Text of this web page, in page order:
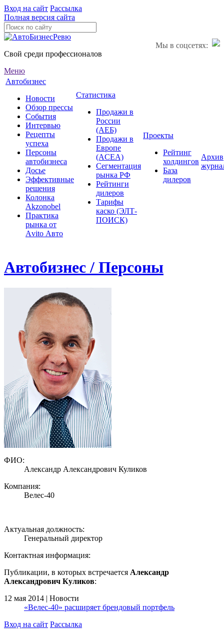
Вход на сайт Рассылка
Полная версия сайта
Мы в соцсетях:
Свой среди профессионалов
Меню
Автобизнес
Новости
Обзор прессы
События
Интервью
Рецепты
успеха
Персоны
автобизнеса
Досье
Эффективные
решения
Колонка
Akzonobel
Практика
рынка от
Аvito Авто
Статистика
Продажи в
России
(АЕБ)
Продажи в
Европе
(ACEA)
Сегментация
рынка РФ
Рейтинги
дилеров
Тарифы
каско (ЭЛТ-
ПОИСК)
Проекты
Рейтинг
холдингов
База
дилеров
Архив
Автобизнес / Персоны
ФИО:
Александр Александрович Куликов
Компания:
Велес-40
Актуальная должность:
Генеральный директор
Контактная информация:
Публикации, в которых встречается Александр
Александрович Куликов:
12 мая 2014 | Новости
«Велес-40» расширяет брендовый портфель
Вход на сайт Рассылка